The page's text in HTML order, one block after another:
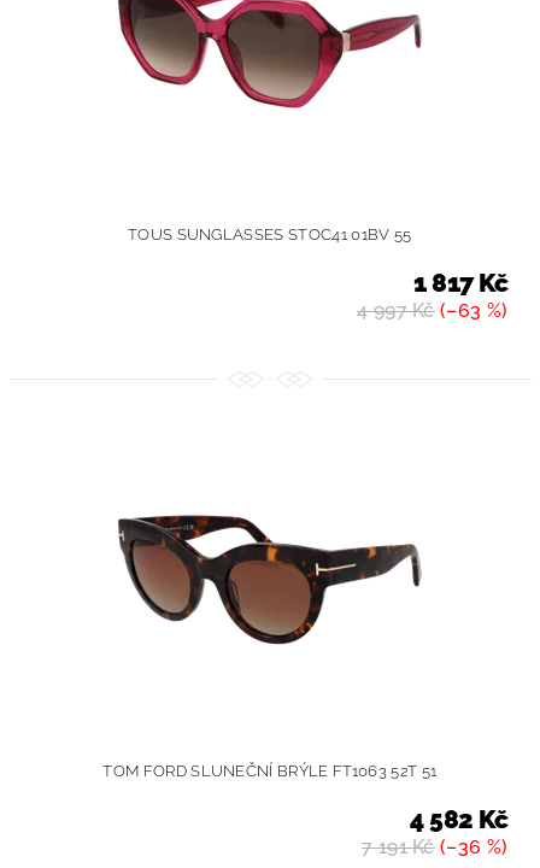
TOUS SUNGLASSES STOC41 01BV 55
4 997 Kč(–63 %)
1 817 Kč
TOM FORD SLUNEČNÍ BRÝLE FT1063 52T 51
7 191 Kč(–36 %)
4 582 Kč